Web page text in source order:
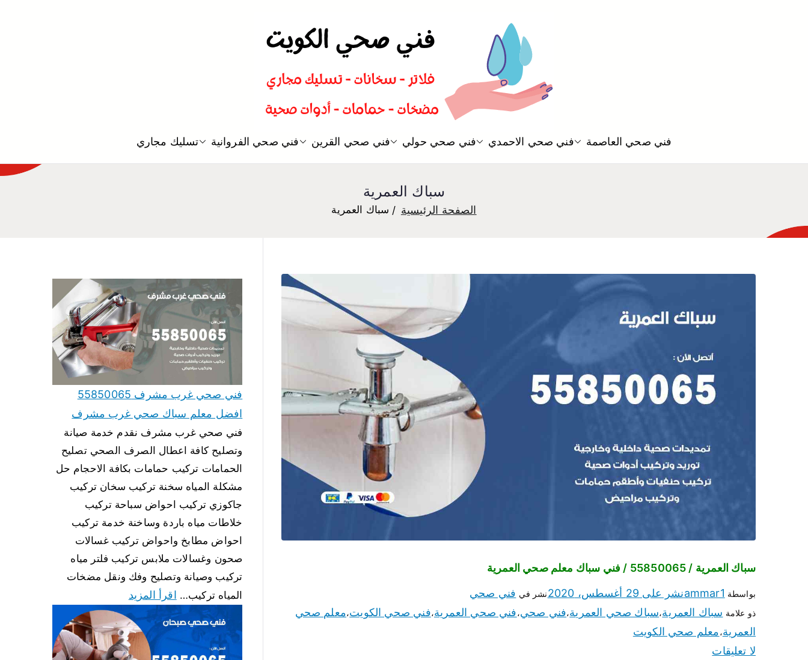
سباك صحي تسليك مجاري افضل معلم صحي فني صحي العاصمة فني صحي الاحمدي فني صحي حولي فني صحي القرين فني صحي الفروانية تسليك مجاري
سباك العمرية
الصفحة الرئيسية سباك العمرية
سباك العمرية / 55850065 / فني سباك معلم صحي العمرية
بواسطة ammar1نشر على 29 أغسطس، 2020 نشر في فني صحي
ذو علامة سباك العمرية،سباك صحي العمرية،فني صحي،فني صحي العمرية،فني صحي الكويت،معلم صحي
العمرية،معلم صحي الكويت
لا تعليقات
فني صحي غرب مشرف 55850065
افضل معلم سباك صحي غرب مشرف
فني صحي غرب مشرف نقدم خدمة صيانة
وتصليح كافة اعطال الصرف الصحي تصليح
الحمامات تركيب حمامات بكافة الاحجام حل
مشكلة المياه سخنة تركيب سخان تركيب
جاكوزي تركيب احواض سباحة تركيب
خلاطات مياه باردة وساخنة خدمة تركيب
احواض مطابخ واحواض تركيب غسالات
صحون وغسالات ملابس تركيب فلتر مياه
تركيب وصيانة وتصليح وفك ونقل مضخات
المياه تركيب… اقرأ المزيد